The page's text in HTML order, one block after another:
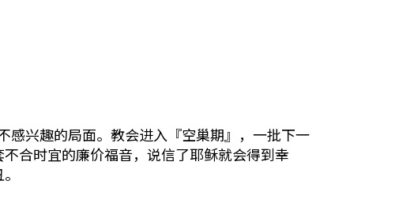
感兴趣的局面。教会进入『空巢期』，一批下一
合时宜的廉价福音，说信了耶稣就会得到幸